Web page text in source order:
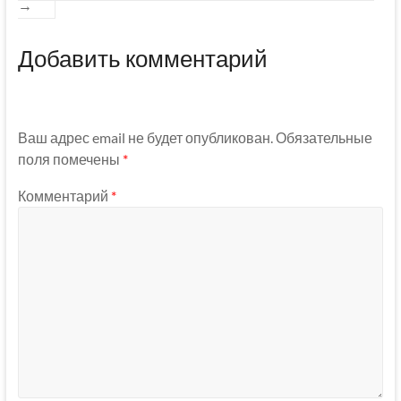
→
Добавить комментарий
Ваш адрес email не будет опубликован. Обязательные
поля помечены *
Комментарий *